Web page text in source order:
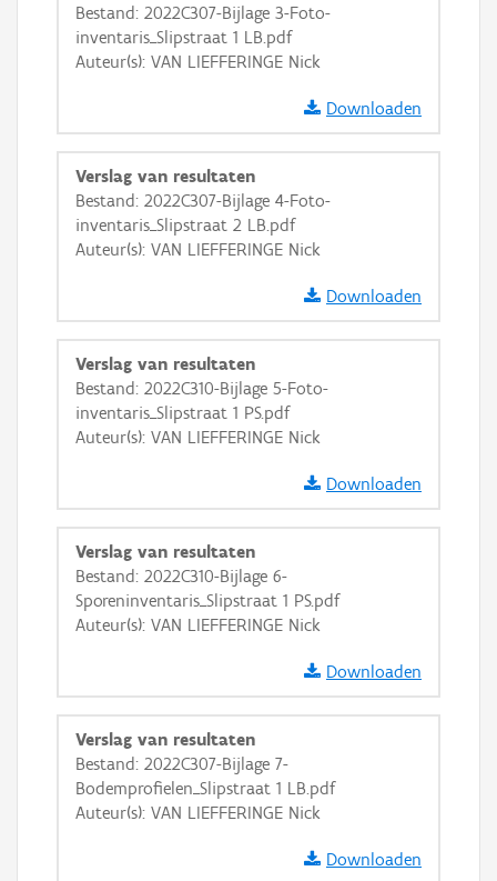
+ −
Basis Lagen
OSM-Basiskaart
GRB-Basiskaart
GRB-Basiskaart in grijswaarden
Bestand: 2022C307-Bijlage 3-Foto-
inventaris_Slipstraat 1 LB.pdf
Auteur(s): VAN LIEFFERINGE Nick
Downloaden
Verslag van resultaten
Bestand: 2022C307-Bijlage 4-Foto-
inventaris_Slipstraat 2 LB.pdf
Auteur(s): VAN LIEFFERINGE Nick
Downloaden
Verslag van resultaten
Bestand: 2022C310-Bijlage 5-Foto-
inventaris_Slipstraat 1 PS.pdf
Auteur(s): VAN LIEFFERINGE Nick
Downloaden
Verslag van resultaten
Bestand: 2022C310-Bijlage 6-
Sporeninventaris_Slipstraat 1 PS.pdf
Auteur(s): VAN LIEFFERINGE Nick
Downloaden
Verslag van resultaten
Bestand: 2022C307-Bijlage 7-
Bodemprofielen_Slipstraat 1 LB.pdf
Auteur(s): VAN LIEFFERINGE Nick
Downloaden